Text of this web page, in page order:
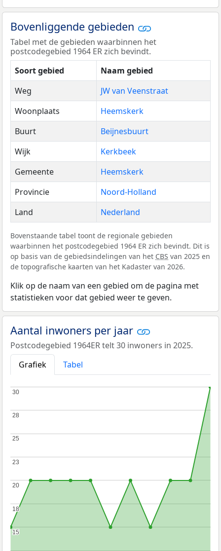
Bovenliggende gebieden
Tabel met de gebieden waarbinnen het
postcodegebied 1964 ER zich bevindt.
Soort gebied
Naam gebied
Weg
JW van Veenstraat
Woonplaats
Heemskerk
Buurt
Beijnesbuurt
Wijk
Kerkbeek
Gemeente
Heemskerk
Provincie
Noord-Holland
Land
Nederland
Bovenstaande tabel toont de regionale gebieden
waarbinnen het postcodegebied 1964 ER zich bevindt. Dit is
op basis van de gebiedsindelingen van het CBS van 2025 en
de topografische kaarten van het Kadaster van 2026.
Klik op de naam van een gebied om de pagina met
statistieken voor dat gebied weer te geven.
Aantal inwoners per jaar
Postcodegebied 1964ER telt 30 inwoners in 2025.
Grafiek
Tabel
15
15
18
18
20
20
23
23
25
25
28
28
30
30